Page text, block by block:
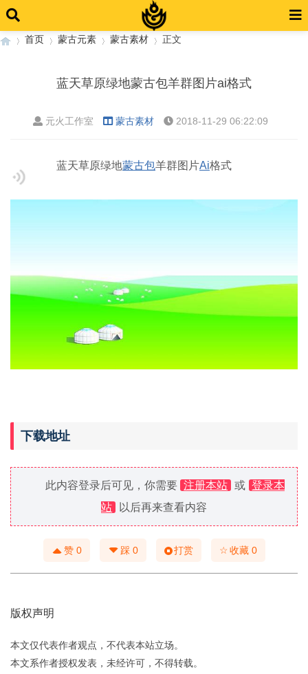
首页 蒙古元素 蒙古素材 正文
蓝天草原绿地蒙古包羊群图片ai格式
元火工作室 蒙古素材 2018-11-29 06:22:09
蓝天草原绿地蒙古包羊群图片Ai格式
下载地址
此内容登录后可见，你需要 注册本站 或 登录本
站
以后再来查看内容
赞 0 踩 0 打赏 ☆收藏 0
版权声明
本文仅代表作者观点，不代表本站立场。
本文系作者授权发表，未经许可，不得转载。